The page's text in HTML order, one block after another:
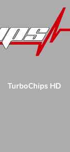
TurboChips HD